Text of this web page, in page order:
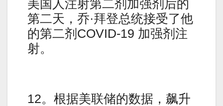
美国人注射第二剂加强剂后的
第二天，乔·拜登总统接受了他
的第二剂COVID-19 加强剂注
射。
12。根据美联储的数据，飙升